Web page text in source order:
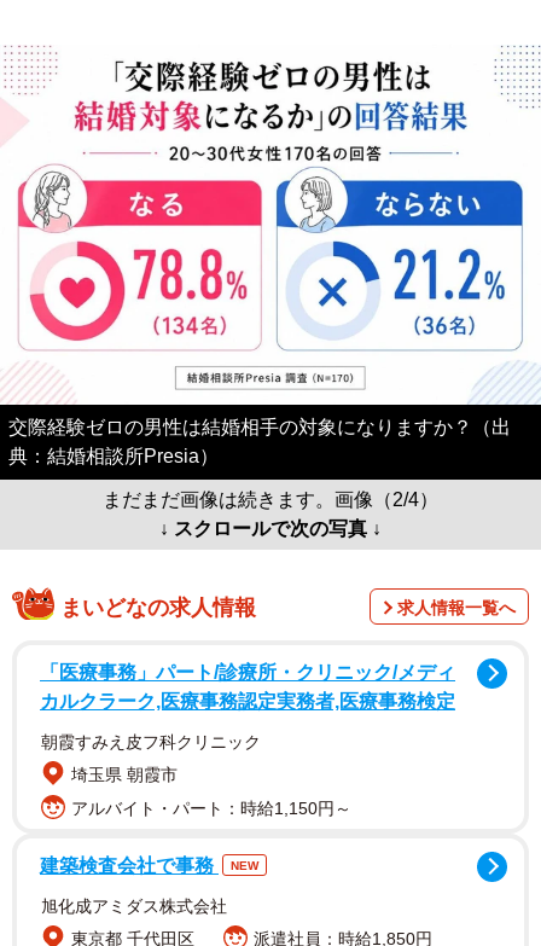
交際経験ゼロの男性は結婚相手の対象になりますか？（出
典：結婚相談所Presia）
まだまだ画像は続きます。画像（2/4）
↓ スクロールで次の写真 ↓
まいどなの求人情報 求人情報一覧へ
「医療事務」パート/診療所・クリニック/メディ
カルクラーク,医療事務認定実務者,医療事務検定
朝霞すみえ皮フ科クリニック
埼玉県 朝霞市
アルバイト・パート：時給1,150円～
建築検査会社で事務 NEW
旭化成アミダス株式会社
東京都 千代田区
派遣社員：時給1,850円